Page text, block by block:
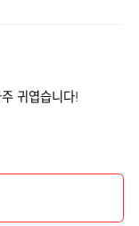
귀엽습니다!